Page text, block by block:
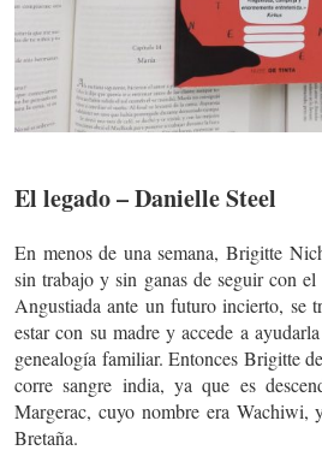
El legado – Danielle Steel
En menos de una semana, Brigitte
sin trabajo y sin ganas de seguir con
Angustiada ante un futuro incierto, se
estar con su madre y accede a
genealogía familiar. Entonces Brigitte
corre sangre india, ya que es
Margerac, cuyo nombre era Wachiwi,
Bretaña.